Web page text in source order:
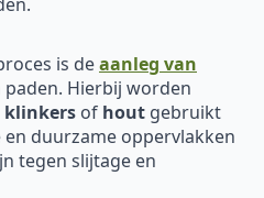
is deaanleg van
Hierbij worden
klinkers of hout gebruikt
duurzame oppervlakken
tegen slijtage en